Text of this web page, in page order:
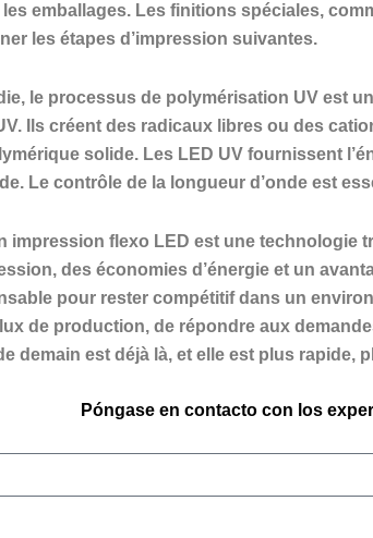
emballages. Les finitions spéciales,
les étapes d’impression suivantes.
le processus de polymérisation UV est
Ils créent des radicaux libres ou des
solide. Les LED UV fournissent
Le contrôle de la longueur d’onde est
impression flexo LED est une
des économies d’énergie et un
pour rester compétitif dans un
de production, de répondre aux
demain est déjà là, et elle est plus rapide,
Póngase en contacto con los